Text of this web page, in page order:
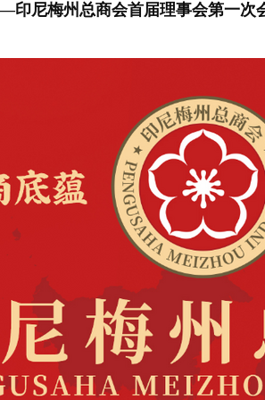
尼梅州总商会首届理事会第一次